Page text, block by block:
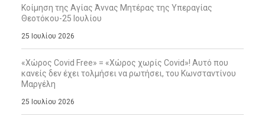
Κοίμηση της Αγίας Άννας Μητέρας της Υπεραγίας
Θεοτόκου-25 Ιουλίου
25 Ιουλίου 2026
«Χώρος Covid Free» = «Χώρος χωρίς Covid»! Αυτό που
κανείς δεν έχει τολμήσει να ρωτήσει, του Κωνσταντίνου
Μαργέλη
25 Ιουλίου 2026